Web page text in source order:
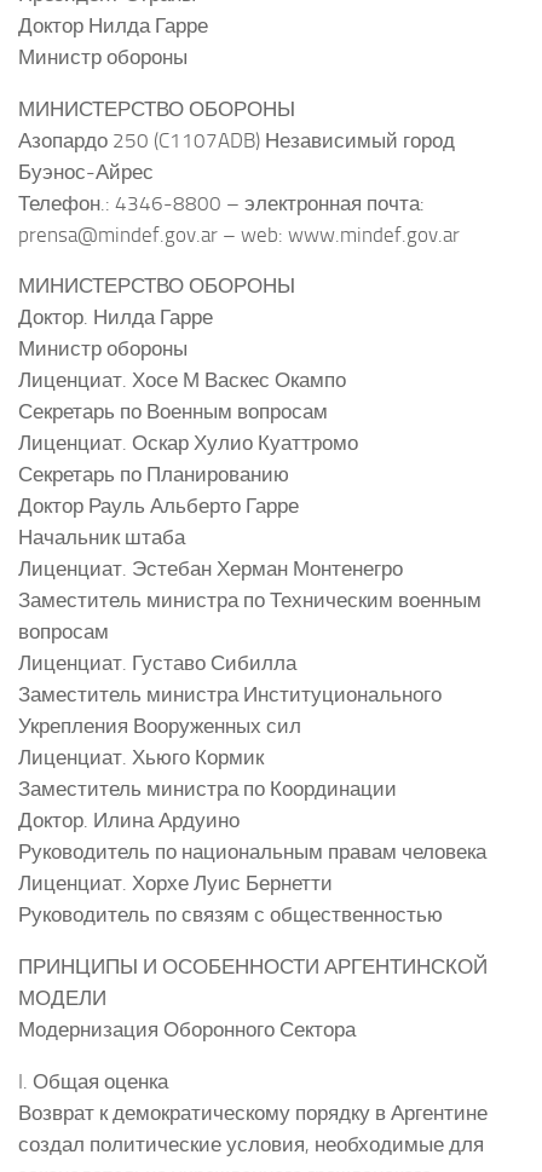
Доктор Нилда Гарре
Министр обороны
МИНИСТЕРСТВО ОБОРОНЫ
Азопардо 250 (C1107ADB) Независимый город
Буэнос-Айрес
Телефон.: 4346-8800 – электронная почта:
prensa@mindef.gov.ar – web: www.mindef.gov.ar
МИНИСТЕРСТВО ОБОРОНЫ
Доктор. Нилда Гарре
Министр обороны
Лиценциат. Хосе М Васкес Окампо
Секретарь по Военным вопросам
Лиценциат. Оскар Хулио Куаттромо
Секретарь по Планированию
Доктор Рауль Альберто Гарре
Начальник штаба
Лиценциат. Эстебан Херман Монтенегро
Заместитель министра по Техническим военным
вопросам
Лиценциат. Густаво Сибилла
Заместитель министра Институционального
Укрепления Вооруженных сил
Лиценциат. Хьюго Кормик
Заместитель министра по Координации
Доктор. Илина Ардуино
Руководитель по национальным правам человека
Лиценциат. Хорхе Луис Бернетти
Руководитель по связям с общественностью
ПРИНЦИПЫ И ОСОБЕННОСТИ АРГЕНТИНСКОЙ
МОДЕЛИ
Модернизация Оборонного Сектора
I. Общая оценка
Возврат к демократическому порядку в Аргентине
создал политические условия, необходимые для